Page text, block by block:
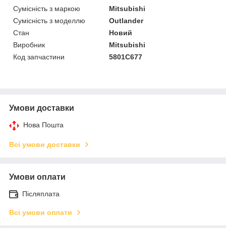
Сумісність з маркою
Mitsubishi
Сумісність з моделлю
Outlander
Стан
Новий
Виробник
Mitsubishi
Код запчастини
5801C677
Умови доставки
Нова Пошта
Всі умови доставки
Умови оплати
Післяплата
Всі умови оплати